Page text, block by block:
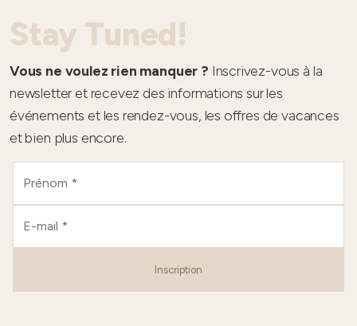
Stay Tuned!
Vous ne voulez rien manquer ? Inscrivez-vous à la
newsletter et recevez des informations sur les
événements et les rendez-vous, les offres de vacances
et bien plus encore.
Inscription